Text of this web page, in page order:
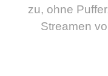
zu, ohne
Streamen